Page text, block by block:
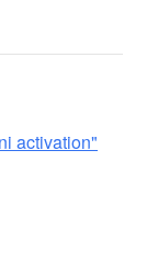
activation"